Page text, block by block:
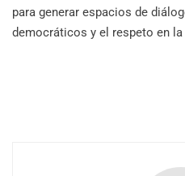
para generar espacios de
democráticos y el respeto en la